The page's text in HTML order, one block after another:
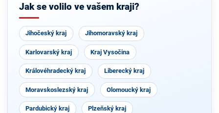
Jak se volilo ve vašem kraji?
Jihočeský kraj Jihomoravský kraj
Karlovarský kraj Kraj Vysočina
Královéhradecký kraj Liberecký kraj
Moravskoslezský kraj Olomoucký kraj
Pardubický kraj Plzeňský kraj